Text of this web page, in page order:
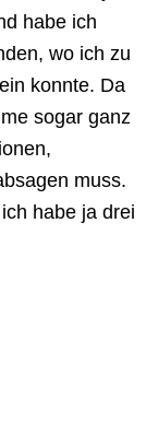
habe ich
wo ich zu
konnte. Da
sogar ganz
muss.
habe ja drei